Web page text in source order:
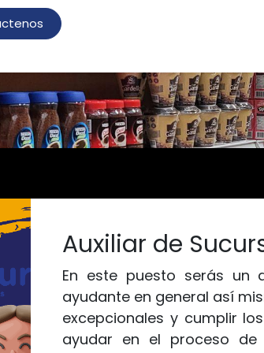
Auxiliar de
En este puesto serás un
ayudante en general así
excepcionales y cumplir
ayudar en el proceso de